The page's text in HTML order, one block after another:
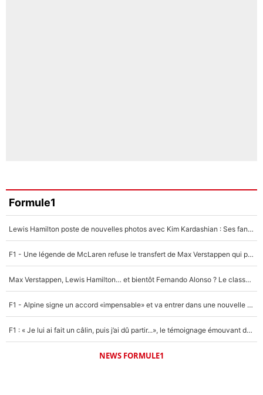
Formule1
Lewis Hamilton poste de nouvelles photos avec Kim Kardashian : Ses fans le voient déjà redevenir champion du monde de F1 grâce à elle !
F1 - Une légende de McLaren refuse le transfert de Max Verstappen qui pourrait «faire des vagues» et plomber l'ambiance dans l'équipe
Max Verstappen, Lewis Hamilton… et bientôt Fernando Alonso ? Le classement des pilotes les mieux payés en Formule 1 risque de changer !
F1 - Alpine signe un accord «impensable» et va entrer dans une nouvelle dimension : Grande nouvelle pour Pierre Gasly !
F1 : « Je lui ai fait un câlin, puis j’ai dû partir...», le témoignage émouvant de Max Verstappen sur sa fille
NEWS FORMULE1